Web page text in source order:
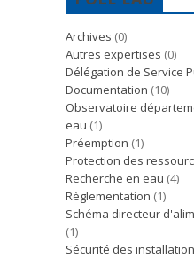
Archives (0)
Autres expertises (0)
Délégation de Service
Documentation (10)
Observatoire
eau (1)
Préemption (1)
Protection des
Recherche en eau (4)
Règlementation (1)
Schéma directeur
(1)
Sécurité des